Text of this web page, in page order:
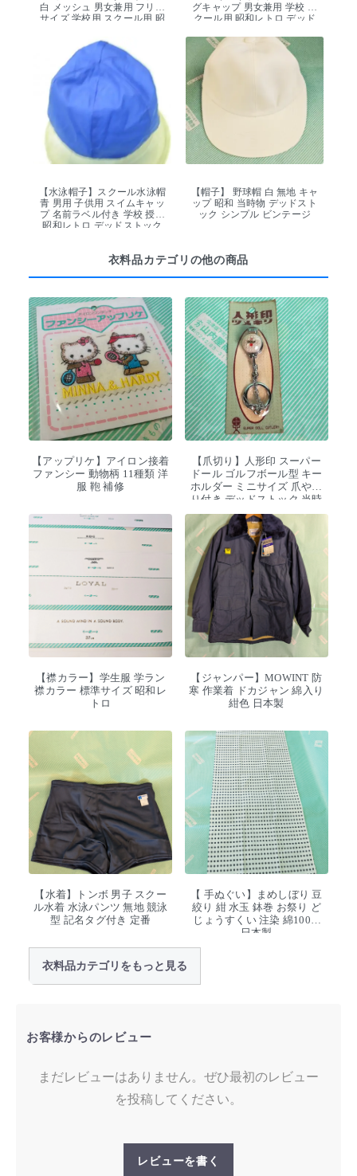
白 メッシュ 男女兼用 フリー
サイズ 学校用 スクール用 昭
グキャップ 男女兼用 学校 ス
クール用 昭和レトロ デッド
【水泳帽子】スクール水泳帽
青 男用 子供用 スイムキャッ
プ 名前ラベル付き 学校 授業
昭和レトロ デッドストック
【帽子】 野球帽 白 無地 キャ
ップ 昭和 当時物 デッドスト
ック シンプル ビンテージ
衣料品カテゴリの他の商品
【アップリケ】アイロン接着
ファンシー 動物柄 11種類 洋
服 鞄 補修
【爪切り】人形印 スーパー
ドール ゴルフボール型 キー
ホルダー ミニサイズ 爪やす
り付き デッドストック 当時
物
【襟カラー】学生服 学ラン
襟カラー 標準サイズ 昭和レ
トロ
【ジャンパー】MOWINT 防
寒 作業着 ドカジャン 綿入り
紺色 日本製
【水着】トンボ 男子 スクー
ル水着 水泳パンツ 無地 競泳
型 記名タグ付き 定番
【 手ぬぐい】まめしぼり 豆
絞り 紺 水玉 鉢巻 お祭り ど
じょうすくい 注染 綿100%
日本製
衣料品カテゴリをもっと見る
お客様からのレビュー
まだレビューはありません。ぜひ最初のレビュー
を投稿してください。
レビューを書く